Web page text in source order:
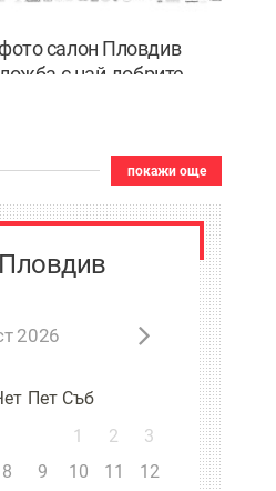
салон Пловдив
с най-добрите
издание
покажи още
2026
Пет Съб
1
2
3
8 9 10 11
12